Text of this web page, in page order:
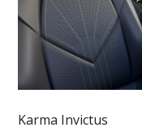
Karma Invictus